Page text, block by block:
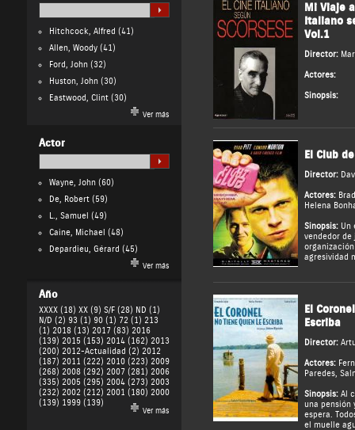
Hitchcock, Alfred (41)
Allen, Woody(41)
Ford, John(32)
Huston, John(30)
Eastwood, Clint(30)
Ver más
Actor
Wayne, John(60)
De, Robert(59)
L., Samuel (49)
Caine, Michael (48)
Depardieu, Gérard (45)
Ver más
Año
XXXX (18) XX (9) S/F (28) ND (1)
N/D (2) 93 (1) 90 (1) 72 (1) 213
(1) 2018 (13) 2017 (83) 2016
(139) 2015 (153) 2014 (162) 2013
(200) 2012-Actualidad (2) 2012
(187) 2011 (222) 2010 (223) 2009
(268) 2008 (292) 2007 (281) 2006
(335) 2005 (295) 2004 (273) 2003
(232) 2002 (212) 2001 (180) 2000
(139) 1999 (139)
Ver más
Mi Viaje
Italiano
Vol.1
Director:
Actores:
Sinopsis:
El Club
Director:
Actores:
Helena
Sinopsis:Un
vendedor de
agresividad
El
Escriba
Director:
Actores:
Paredes,
Sinopsis:Al
una pensión
espera.
el muelle